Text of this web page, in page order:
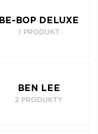
BE-BOP DELUXE
1 PRODUKT
BEN LEE
2 PRODUKTY